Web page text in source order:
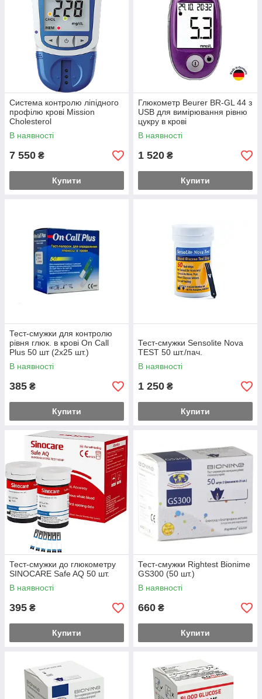
Система контролю ліпідного
профілю крові Mission
Cholesterol
В наявності
7 550 ₴
Купити
Глюкометр Beurer BR-GL 44 з
USB для вимірювання рівню
цукру в крові
В наявності
1 520 ₴
Купити
Тест-смужки для контролю
рівня глюк. в крові On Call
Plus 50 шт (2x25 шт.)
В наявності
385 ₴
Купити
Тест-смужки Sensolite Nova
TEST 50 шт./пач.
В наявності
1 250 ₴
Купити
Тест-смужки до глюкометру
SINOCARE Safe AQ 50 шт.
В наявності
395 ₴
Купити
Тест-смужки Rightest Bionime
GS300 (50 шт.)
В наявності
660 ₴
Купити